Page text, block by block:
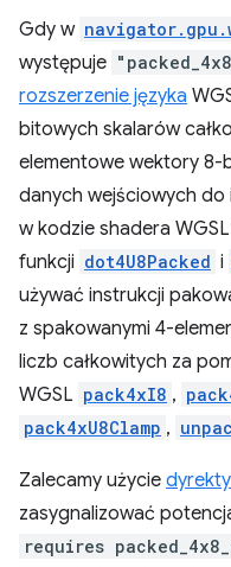
Gdy w
występuje
rozszerzenie języka
bitowych skalarów
elementowe wektory 8-
danych wejściowych do
w kodzie shadera
funkcji dot4U8Packed i
używać instrukcji
z spakowanymi 4-
liczb całkowitych za
WGSL pack4xI8 ,
pack4xU8Clamp ,
Zalecamy użycie
zasygnalizować
requires